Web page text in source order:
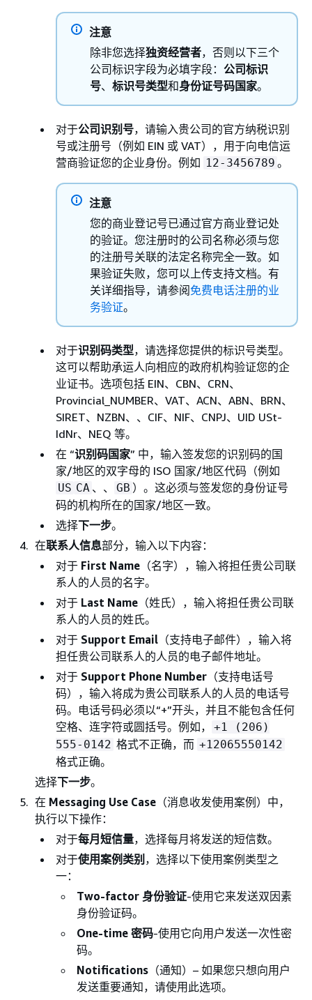
注意
除非您选择独资经营者，否则以下三个
公司标识字段为必填字段： 公司标识
号、 标识号类型和身份证号码国家。
对于公司识别号，请输入贵公司的官方纳税识别
号或注册号（例如 EIN 或 VAT），用于向电信运
营商验证您的企业身份。例如 12-3456789 。
注意
您的商业登记号已通过官方商业登记处
的验证。您注册时的公司名称必须与您
的注册号关联的法定名称完全一致。如
果验证失败，您可以上传支持文档。有
关详细指导，请参阅免费电话注册的业
务验证。
对于识别码类型，请选择您提供的标识号类型。
这可以帮助承运人向相应的政府机构验证您的企
业证书。选项包括 EIN、CBN、CRN、
Provincial_NUMBER、VAT、ACN、ABN、BRN、
SIRET、NZBN、、CIF、NIF、CNPJ、UID USt-
IdNr、NEQ 等。
在 “识别码国家” 中，输入签发您的识别码的国
家/地区的双字母的 ISO 国家/地区代码（例如
US CA 、、 GB ）。这必须与签发您的身份证号
码的机构所在的国家/地区一致。
选择下一步。
在联系人信息部分，输入以下内容：
对于 First Name （名字），输入将担任贵公司联
系人的人员的名字。
对于 Last Name （姓氏），输入将担任贵公司联
系人的人员的姓氏。
对于 Support Email （支持电子邮件），输入将
担任贵公司联系人的人员的电子邮件地址。
对于 Support Phone Number （支持电话号
码），输入将成为贵公司联系人的人员的电话号
码。电话号码必须以“+”开头，并且不能包含任何
空格、连字符或圆括号。例如，
+1 (206)
555-0142 格式不正确，而 +12065550142
格式正确。
选择下一步。
在 Messaging Use Case （消息收发使用案例）中，
执行以下操作：
对于每月短信量，选择每月将发送的短信数。
对于使用案例类别 ，选择以下使用案例类型之
一：
Two-factor 身份验证-使用它来发送双因素
身份验证码。
One-time 密码-使用它向用户发送一次性密
码。
Notifications （通知）– 如果您只想向用户
发送重要通知，请使用此选项。